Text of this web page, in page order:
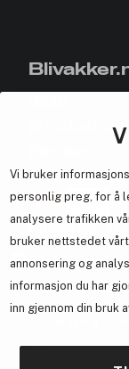
Vi bruker
personlig preg, for å
analysere trafikken
bruker nettstedet
annonsering og
informasjon du har
inn gjennom din bruk
Bli medlem helt
Samarbeid med
En del av
her.